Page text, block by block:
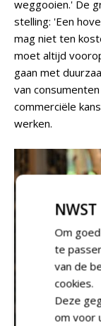
weggooien.' De
stelling: 'Een
mag niet ten
moet altijd
gaan met
van
commerciële
werken.
Om
te
van de
cookies.
Deze
om voor